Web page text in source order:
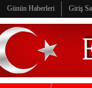
Günün Haberleri Giriş